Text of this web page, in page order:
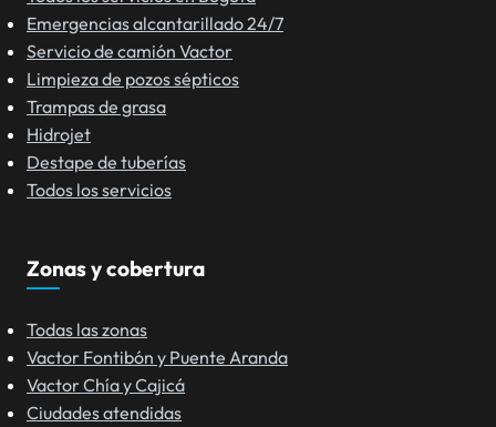
Emergencias alcantarillado 24/7
Servicio de camión Vactor
Limpieza de pozos sépticos
Trampas de grasa
Hidrojet
Destape de tuberías
Todos los servicios
Zonas y cobertura
Todas las zonas
Vactor Fontibón y Puente Aranda
Vactor Chía y Cajicá
Ciudades atendidas